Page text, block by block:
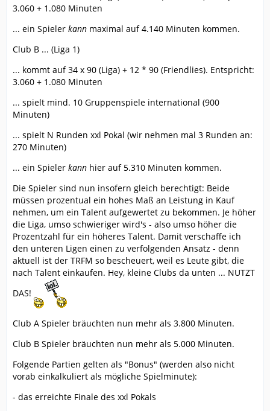
3.060 + 1.080 Minuten
... ein Spieler kann maximal auf 4.140 Minuten kommen.
Club B ... (Liga 1)
... kommt auf 34 x 90 (Liga) + 12 * 90 (Friendlies). Entspricht:
3.060 + 1.080 Minuten
... spielt mind. 10 Gruppenspiele international (900
Minuten)
... spielt N Runden xxl Pokal (wir nehmen mal 3 Runden an:
270 Minuten)
... ein Spieler kann hier auf 5.310 Minuten kommen.
Die Spieler sind nun insofern gleich berechtigt: Beide
müssen prozentual ein hohes Maß an Leistung in Kauf
nehmen, um ein Talent aufgewertet zu bekommen. Je höher
die Liga, umso schwieriger wird's - also umso höher die
Prozentzahl für ein höheres Talent. Damit verschaffe ich
den unteren Ligen einen zu verfolgenden Ansatz - denn
aktuell ist der TRFM so bescheuert, weil es Leute gibt, die
nach Talent einkaufen. Hey, kleine Clubs da unten ... NUTZT
DAS!
Club A Spieler bräuchten nun mehr als 3.800 Minuten.
Club B Spieler bräuchten nun mehr als 5.000 Minuten.
Folgende Partien gelten als "Bonus" (werden also nicht
vorab einkalkuliert als mögliche Spielminute):
- das erreichte Finale des xxl Pokals